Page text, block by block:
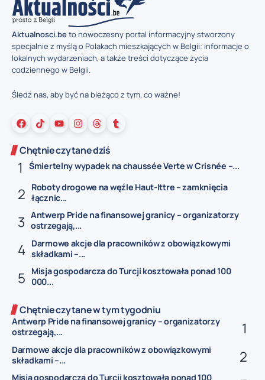
Aktualnosci.beto nowoczesny portal informacyjny stworzony
specjalnie z myślą o Polakach mieszkających w Belgii: informacje o
lokalnych wydarzeniach, a także treści dotyczące życia
codziennego w Belgii.
Śledź nas, aby być na bieżąco z tym, co ważne!
Chętnie czytane dziś
Śmiertelny wypadek na chaussée Verte w Crisnée –...
Roboty drogowe na węźle Haut-Ittre – zamknięcia
łącznic...
Antwerp Pride na finansowej granicy – organizatorzy
ostrzegają,...
Darmowe akcje dla pracowników z obowiązkowymi
składkami –...
Misja gospodarcza do Turcji kosztowała ponad 100
000...
Chętnie czytane w tym tygodniu
Antwerp Pride na finansowej granicy – organizatorzy
ostrzegają,...
Darmowe akcje dla pracowników z obowiązkowymi
składkami –...
Misja gospodarcza do Turcji kosztowała ponad 100